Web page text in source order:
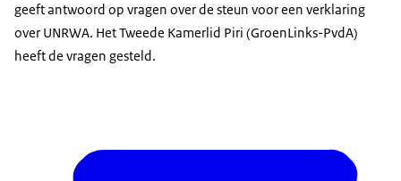
geeft antwoord op vragen over de steun voor een verklaring
over UNRWA. Het Tweede Kamerlid Piri (GroenLinks-PvdA)
heeft de vragen gesteld.